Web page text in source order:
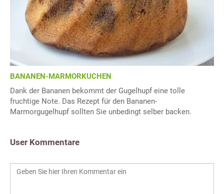
BANANEN-MARMORKUCHEN
Dank der Bananen bekommt der Gugelhupf eine tolle
fruchtige Note. Das Rezept für den Bananen-
Marmorgugelhupf sollten Sie unbedingt selber backen.
User Kommentare